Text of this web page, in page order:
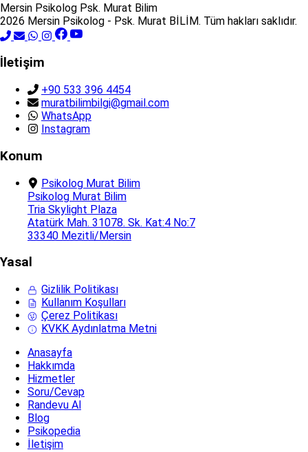
Mersin Psikolog Psk. Murat Bilim
2026 Mersin Psikolog - Psk. Murat BİLİM. Tüm hakları saklıdır.
İletişim
+90 533 396 4454
muratbilimbilgi@gmail.com
WhatsApp
Instagram
Konum
Psikolog Murat Bilim
Psikolog Murat Bilim
Tria Skylight Plaza
Atatürk Mah. 31078. Sk. Kat:4 No:7
33340 Mezitli/Mersin
Yasal
Gizlilik Politikası
Kullanım Koşulları
Çerez Politikası
KVKK Aydınlatma Metni
Anasayfa
Hakkımda
Hizmetler
Soru/Cevap
Randevu Al
Blog
Psikopedia
İletişim